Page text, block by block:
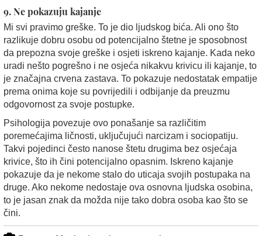
9. Ne pokazuju kajanje
Mi svi pravimo greške. To je dio ljudskog bića. Ali ono što
razlikuje dobru osobu od potencijalno štetne je sposobnost
da prepozna svoje greške i osjeti iskreno kajanje. Kada neko
uradi nešto pogrešno i ne osjeća nikakvu krivicu ili kajanje, to
je značajna crvena zastava. To pokazuje nedostatak empatije
prema onima koje su povrijedili i odbijanje da preuzmu
odgovornost za svoje postupke.
Psihologija povezuje ovo ponašanje sa različitim
poremećajima ličnosti, uključujući narcizam i sociopatiju.
Takvi pojedinci često nanose štetu drugima bez osjećaja
krivice, što ih čini potencijalno opasnim. Iskreno kajanje
pokazuje da je nekome stalo do uticaja svojih postupaka na
druge. Ako nekome nedostaje ova osnovna ljudska osobina,
to je jasan znak da možda nije tako dobra osoba kao što se
čini.